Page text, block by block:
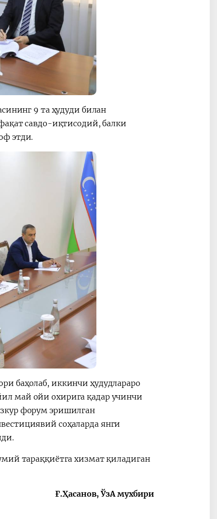
9 та ҳудуди билан
савдо-иқтисодий, балки
этди.
баҳолаб, иккинчи ҳудудлараро
май ойи охирига қадар учинчи
форум эришилган
соҳаларда янги
тараққиётга хизмат қиладиган
Ғ.Ҳасанов, ЎзА мухбири